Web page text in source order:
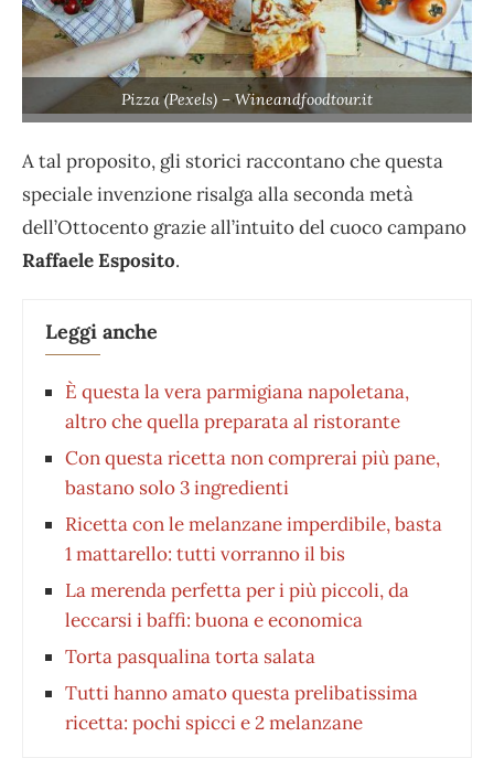
Pizza (Pexels) – Wineandfoodtour.it
A tal proposito, gli storici raccontano che questa
speciale invenzione risalgaalla seconda metà
dell’Ottocento grazie all’intuito del cuoco campano
Raffaele Esposito.
Leggi anche
È questa la vera parmigiana napoletana,
altro che quella preparata al ristorante
Con questa ricetta non comprerai più pane,
bastano solo 3 ingredienti
Ricetta con le melanzane imperdibile, basta
1 mattarello: tutti vorranno il bis
La merenda perfetta per i più piccoli, da
leccarsi i baffi: buona e economica
Torta pasqualina torta salata
Tutti hanno amato questa prelibatissima
ricetta: pochi spicci e 2 melanzane